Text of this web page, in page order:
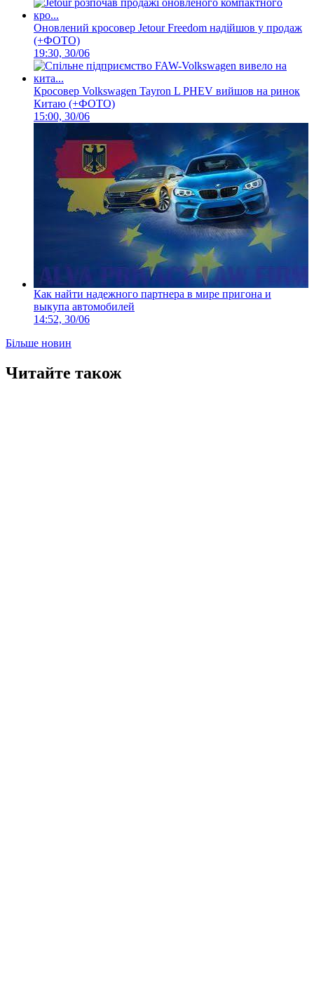
Оновлений кросовер Jetour Freedom надійшов у продаж
(+ФОТО)
19:30, 30/06
Кросовер Volkswagen Tayron L PHEV вийшов на ринок
Китаю (+ФОТО)
15:00, 30/06
Как найти надежного партнера в мире пригона и
выкупа автомобилей
14:52, 30/06
Більше новин
Читайте також